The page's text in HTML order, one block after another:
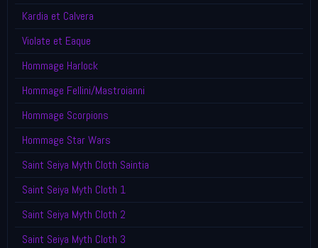
Kardia et Calvera
Violate et Eaque
Hommage Harlock
Hommage Fellini/Mastroianni
Hommage Scorpions
Hommage Star Wars
Saint Seiya Myth Cloth Saintia
Saint Seiya Myth Cloth 1
Saint Seiya Myth Cloth 2
Saint Seiya Myth Cloth 3